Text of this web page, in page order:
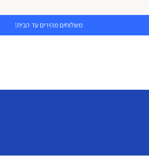
משלוחים מהירים עד הבית!